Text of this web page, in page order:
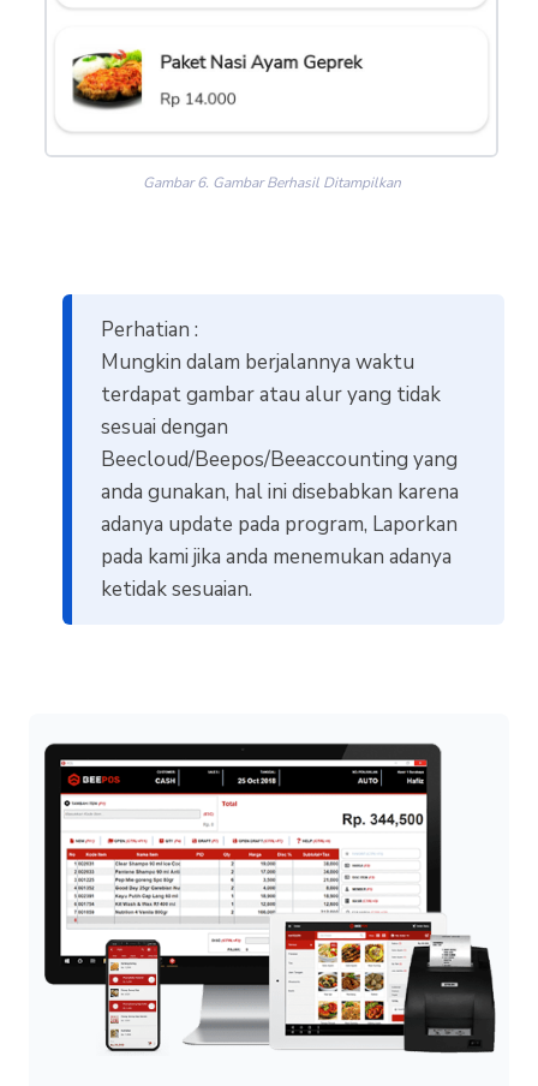
Gambar 6. Gambar Berhasil Ditampilkan
Perhatian :
Mungkin dalam berjalannya waktu
terdapat gambar atau alur yang tidak
sesuai dengan
Beecloud/Beepos/Beeaccounting yang
anda gunakan, hal ini disebabkan karena
adanya update pada program, Laporkan
pada kami jika anda menemukan adanya
ketidak sesuaian.